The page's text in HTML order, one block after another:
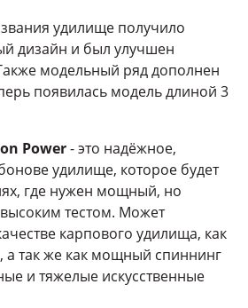
удилище получило
дизайн и был улучшен
модельный ряд дополнен
появилась модель длиной 3
Power- это надёжное,
удилище, которое будет
где нужен мощный, но
тестом. Может
карпового удилища, как
а так же как мощный спиннинг
и тяжелые искусственные